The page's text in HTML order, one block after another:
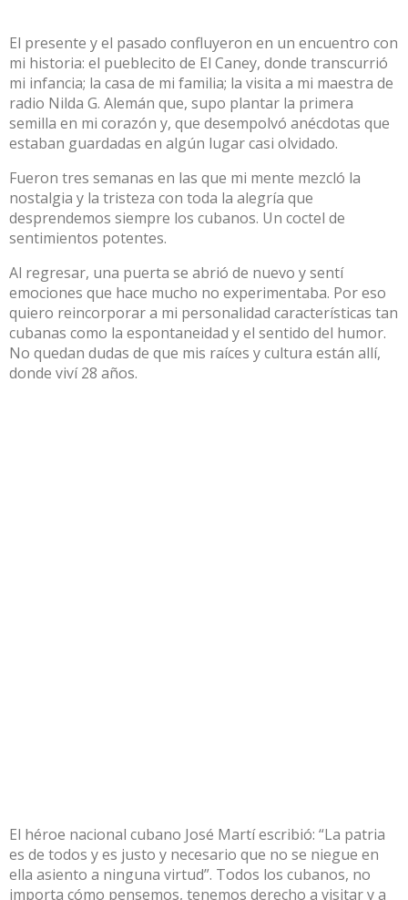
El presente y el pasado confluyeron en un encuentro con
mi historia: el pueblecito de El Caney, donde transcurrió
mi infancia; la casa de mi familia; la visita a mi maestra de
radio Nilda G. Alemán que, supo plantar la primera
semilla en mi corazón y, que desempolvó anécdotas que
estaban guardadas en algún lugar casi olvidado.
Fueron tres semanas en las que mi mente mezcló la
nostalgia y la tristeza con toda la alegría que
desprendemos siempre los cubanos. Un coctel de
sentimientos potentes.
Al regresar, una puerta se abrió de nuevo y sentí
emociones que hace mucho no experimentaba. Por eso
quiero reincorporar a mi personalidad características tan
cubanas como la espontaneidad y el sentido del humor.
No quedan dudas de que mis raíces y cultura están allí,
donde viví 28 años.
El héroe nacional cubano José Martí escribió: “La patria
es de todos y es justo y necesario que no se niegue en
ella asiento a ninguna virtud”. Todos los cubanos, no
importa cómo pensemos, tenemos derecho a visitar y a